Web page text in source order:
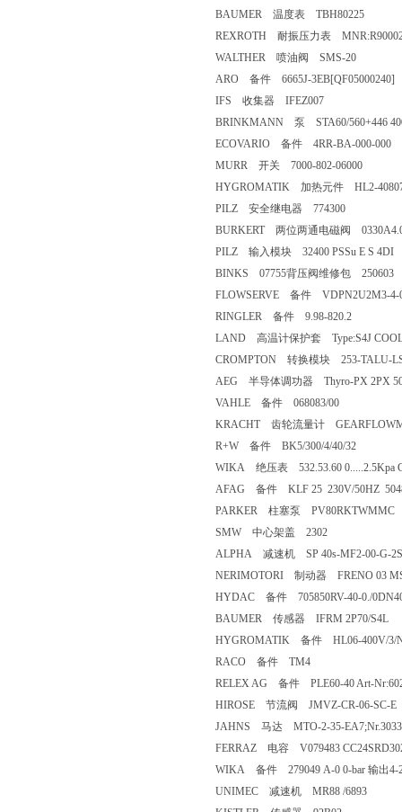
BAUMER 温度表 TBH80225
REXROTH 耐振压力表
WALTHER 喷油阀 SMS-20
ARO 备件 6665J-
IFS 收集器 IFEZ007
BRINKMANN 泵 STA60/560+446
ECOVARIO 备件 4RR-BA-000-000
MURR 开关 7000-802-06000
HYGROMATIK 加热元件 HL2-
PILZ 安全继电器 774300
BURKERT 两位两通电磁阀
PILZ 输入模块 32400 PSSu E S
BINKS 07755背压阀维修包
FLOWSERVE 备件 VDPN2U2M3-
RINGLER 备件 9.98-820.2
LAND 高温计保护套 Type:S4J
CROMPTON 转换模块 253-TALU-
AEG 半导体调功器 Thyro-PX 2PX
VAHLE 备件 068083/00
KRACHT 齿轮流量计
R+W 备件 BK5/300/4/40/32
WIKA 绝压表 532.53.60 0.....2.5Kpa
AFAG 备件 KLF 25 230V/50HZ
PARKER 柱塞泵
SMW 中心架盖 2302
ALPHA 减速机 SP 40s-MF2-00-G-
NERIMOTORI 制动器 FRENO 03
HYDAC 备件 705850RV-40-0./
BAUMER 传感器 IFRM 2P70/S4L
HYGROMATIK 备件 HL06-400V/
RACO 备件 TM4
RELEX AG 备件 PLE60-40 Art-
HIROSE 节流阀 JMVZ-CR-06-SC-
JAHNS 马达 MTO-2-35-
FERRAZ 电容 V079483
WIKA 备件 279049 A-0 0-bar 输出
UNIMEC 减速机 MR88 /6893